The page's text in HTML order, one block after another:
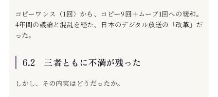
コピーワンス（1回）から、コピー9回＋ムーブ1回への緩和。
4年間の議論と混乱を経た、日本のデジタル放送の「改革」だ
った。
6.2 三者ともに不満が残った
しかし、その内実はどうだったか。